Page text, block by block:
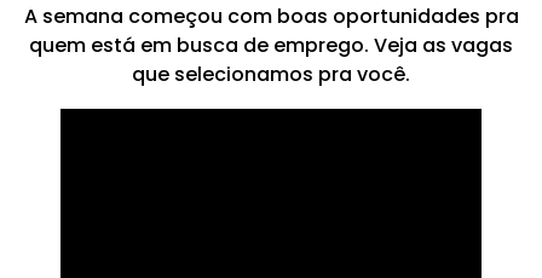
A semana começou com boas oportunidades pra
quem está em busca de emprego. Veja as vagas
que selecionamos pra você.